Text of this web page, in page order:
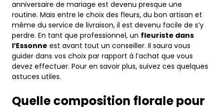
anniversaire de mariage est devenu presque une
routine. Mais entre le choix des fleurs, du bon artisan et
même du service de livraison, il est devenu facile de s’y
perdre. En tant que professionnel, un fleuriste dans
l’Essonne est avant tout un conseiller. Il saura vous
guider dans vos choix par rapport à l’achat que vous
devez effectuer. Pour en savoir plus, suivez ces quelques
astuces utiles.
Quelle composition florale pour